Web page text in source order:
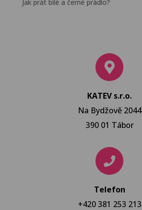
Jak prát bílé a černé prádlo?
KATEV s.r.o.
Na Bydžově 2044
390 01 Tábor
Telefon
+420 381 253 213